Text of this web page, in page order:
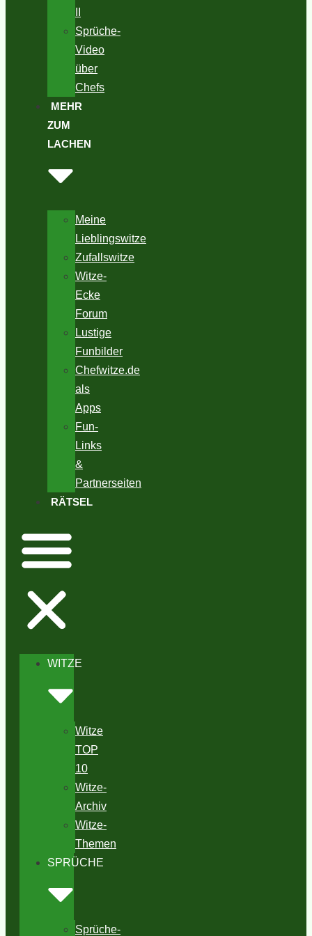
Sprüche-
Video
über
Chefs
MEHR
ZUM
LACHEN
Meine
Lieblingswitze
Zufallswitze
Witze-
Ecke
Forum
Lustige
Funbilder
Chefwitze.de
als
Apps
Fun-
Links
&
Partnerseiten
RÄTSEL
WITZE
Witze
TOP
10
Witze-
Archiv
Witze-
Themen
SPRÜCHE
Sprüche-